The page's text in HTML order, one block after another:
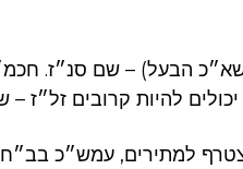
הבעל) – שם סנ״ז.
להיות קרובים זל״ז –
למתירים, עמש״כ